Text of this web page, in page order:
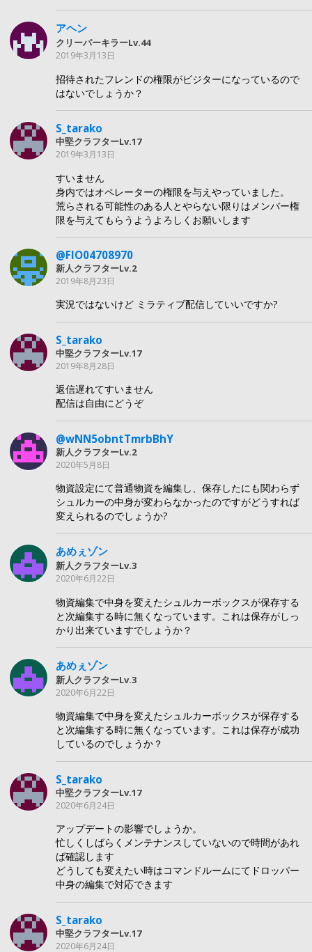
アヘン
クリーパーキラーLv.44
2019年3月13日
招待されたフレンドの権限がビジターになっているので
はないでしょうか？
S_tarako
中堅クラフターLv.17
2019年3月13日
すいません
身内ではオペレーターの権限を与えやっていました。
荒らされる可能性のある人とやらない限りはメンバー権
限を与えてもらうようよろしくお願いします
@FlO04708970
新人クラフターLv.2
2019年8月23日
実況ではないけど ミラティブ配信していいですか?
S_tarako
中堅クラフターLv.17
2019年8月28日
返信遅れてすいません
配信は自由にどうぞ
@wNN5obntTmrbBhY
新人クラフターLv.2
2020年5月8日
物資設定にて普通物資を編集し、保存したにも関わらず
シュルカーの中身が変わらなかったのですがどうすれば
変えられるのでしょうか?
あめぇゾン
新人クラフターLv.3
2020年6月22日
物資編集で中身を変えたシュルカーボックスが保存する
と次編集する時に無くなっています。これは保存がしっ
かり出来ていますでしょうか？
あめぇゾン
新人クラフターLv.3
2020年6月22日
物資編集で中身を変えたシュルカーボックスが保存する
と次編集する時に無くなっています。これは保存が成功
しているのでしょうか？
S_tarako
中堅クラフターLv.17
2020年6月24日
アップデートの影響でしょうか。
忙しくしばらくメンテナンスしていないので時間があれ
ば確認します
どうしても変えたい時はコマンドルームにてドロッパー
中身の編集で対応できます
S_tarako
中堅クラフターLv.17
2020年6月24日